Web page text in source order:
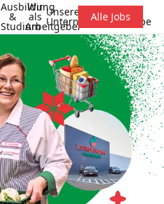
Ausbildung
&
Studium
Wir
als
Arbeitgeber
Unsere
Unternehmensgruppe
Alle Jobs